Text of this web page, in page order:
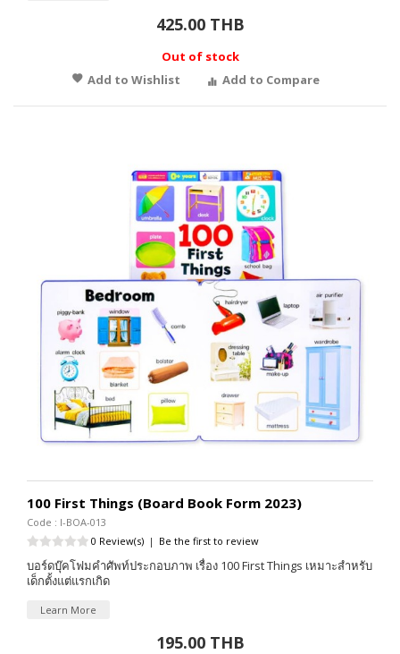
425.00 THB
Out of stock
Add to Wishlist
Add to Compare
100 First Things (Board Book Form 2023)
Code : I-BOA-013
0 Review(s) | Be the first to review
บอร์ดบุ๊คโฟมคำศัพท์ประกอบภาพ เรื่อง 100 First Things เหมาะสำหรับ
เด็กตั้งแต่แรกเกิด
Learn More
195.00 THB